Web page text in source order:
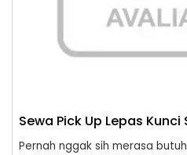
Sewa Pick Up Lepas
Pernah nggak sih merasa